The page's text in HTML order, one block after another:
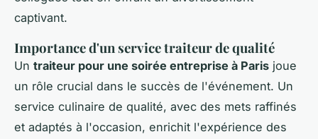
captivant.
Importance d'un service traiteur de qualité
Un traiteur pour une soirée entreprise à Paris joue
un rôle crucial dans le succès de l'événement. Un
service culinaire de qualité, avec des mets raffinés
et adaptés à l'occasion, enrichit l'expérience des